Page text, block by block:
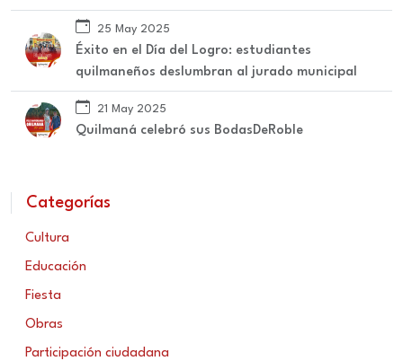
25 May 2025
Éxito en el Día del Logro: estudiantes
quilmaneños deslumbran al jurado municipal
21 May 2025
Quilmaná celebró sus BodasDeRoble
Categorías
Cultura
Educación
Fiesta
Obras
Participación ciudadana